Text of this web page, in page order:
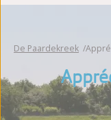
De Paardekreek